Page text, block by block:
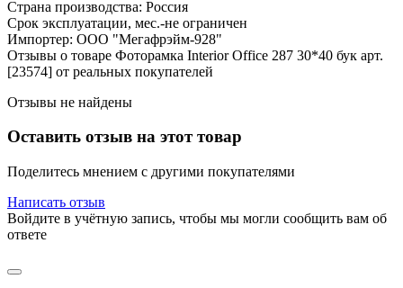
Страна производства: Россия
Срок эксплуатации, мес.-не ограничен
Импортер: ООО "Мегафрэйм-928"
Отзывы о товаре Фоторамка Interior Office 287 30*40 бук арт.
[23574] от реальных покупателей
Отзывы не найдены
Оставить отзыв на этот товар
Поделитесь мнением с другими покупателями
Написать отзыв
Войдите в учётную запись, чтобы мы могли сообщить вам об
ответе